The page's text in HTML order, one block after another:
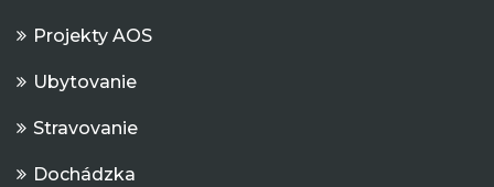
Projekty AOS
Ubytovanie
Stravovanie
Dochádzka